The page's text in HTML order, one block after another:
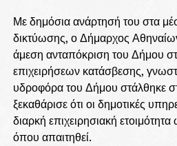
Με δημόσια ανάρτησή του στα
δικτύωσης, ο Δήμαρχος
άμεση ανταπόκριση του Δήμου
επιχειρήσεων κατάσβεσης,
υδροφόρα του Δήμου στάλθηκε
ξεκαθάρισε ότι οι δημοτικές
διαρκή επιχειρησιακή
όπου απαιτηθεί.